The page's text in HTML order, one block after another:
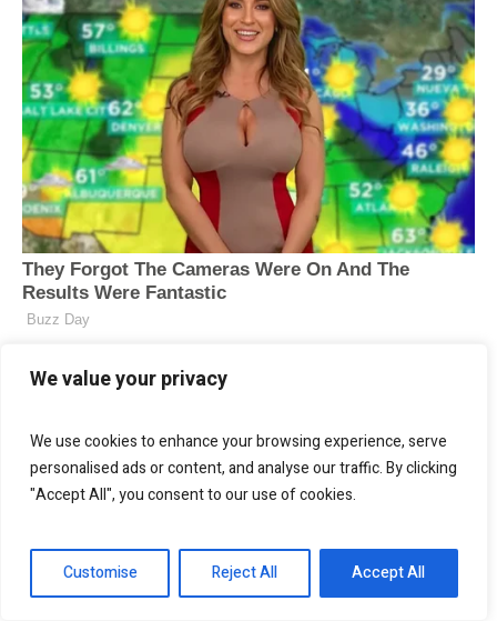
We value your privacy
We use cookies to enhance your browsing experience, serve
personalised ads or content, and analyse our traffic. By clicking
"Accept All", you consent to our use of cookies.
Customise Reject All Accept All